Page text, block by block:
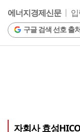
에너지경제신문
구글 검색 선호 출
자회사 효성